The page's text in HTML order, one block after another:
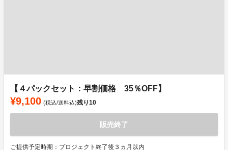
【４パックセット：早割価格 35％OFF】
¥9,100 (税込/送料込)残り10
販売終了
ご提供予定時期：プロジェクト終了後３ヵ月以内